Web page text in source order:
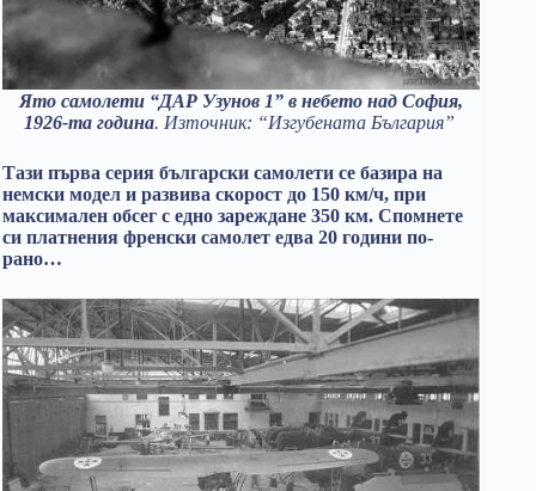
Ято самолети “ДАР Узунов 1” в небето над София,
1926-та година. Източник: “Изгубената България”
Тази първа серия български самолети се базира на
немски модел и развива скорост до 150 км/ч, при
максимален обсег с едно зареждане 350 км. Спомнете
си платнения френски самолет едва 20 години по-
рано…